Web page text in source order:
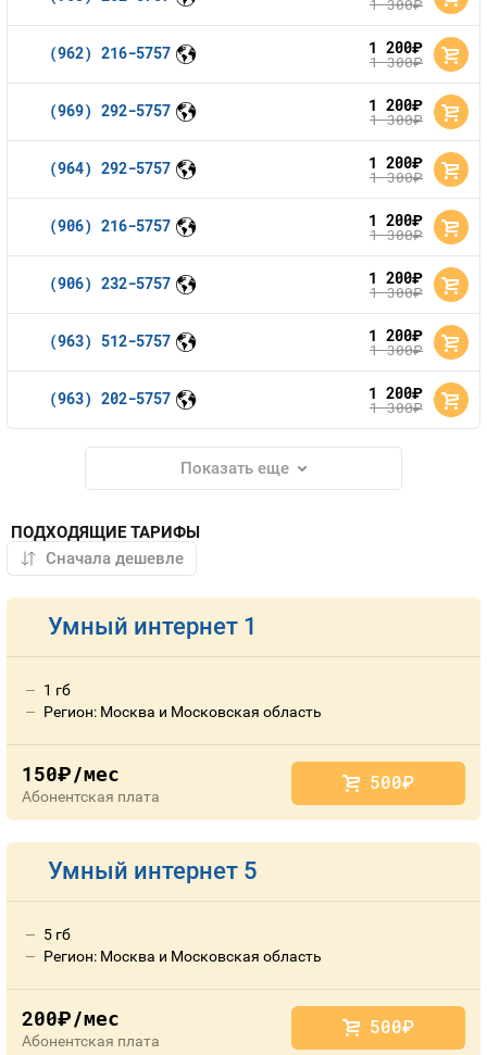
руб.
(962) 216-5757 1 200руб.
1 300руб.
(969) 292-5757 1 200руб.
1 300руб.
(964) 292-5757 1 200руб.
1 300руб.
(906) 216-5757 1 200руб.
1 300руб.
(906) 232-5757 1 200руб.
1 300руб.
(963) 512-5757 1 200руб.
1 300руб.
(963) 202-5757 1 200руб.
1 300руб.
Показать еще
ПОДХОДЯЩИЕ ТАРИФЫ
Умный интернет 1
1 гб
Регион: Москва и Московская область
150руб./мес
Абонентская плата
500руб.
Умный интернет 5
5 гб
Регион: Москва и Московская область
200руб./мес
Абонентская плата
500руб.